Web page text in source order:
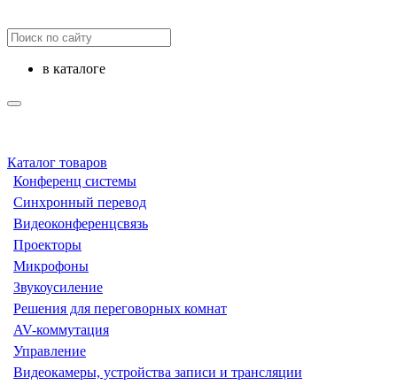
в каталоге
Каталог товаров
Конференц системы
Синхронный перевод
Видеоконференцсвязь
Проекторы
Микрофоны
Звукоусиление
Решения для переговорных комнат
AV-коммутация
Управление
Видеокамеры, устройства записи и трансляции